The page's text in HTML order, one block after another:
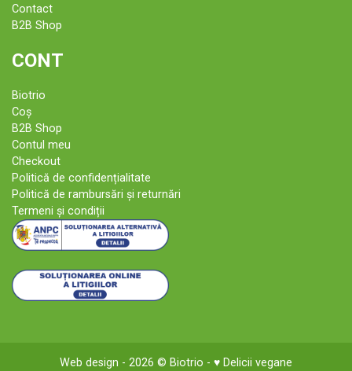
Contact
B2B Shop
CONT
Biotrio
Coș
B2B Shop
Contul meu
Checkout
Politică de confidențialitate
Politică de rambursări și returnări
Termeni și condiții
Web design - 2026 © Biotrio - ♥ Delicii vegane